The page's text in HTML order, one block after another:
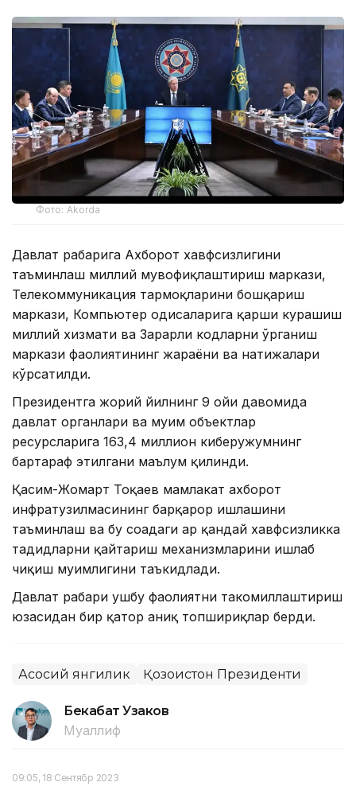
Фото: Akorda
Давлат раҳбарига Ахборот хавфсизлигини
таъминлаш миллий мувофиқлаштириш маркази,
Телекоммуникация тармоқларини бошқариш
маркази, Компьютер ҳодисаларига қарши курашиш
миллий хизмати ва Зарарли кодларни ўрганиш
маркази фаолиятининг жараёни ва натижалари
кўрсатилди.
Президентга жорий йилнинг 9 ойи давомида
давлат органлари ва муҳим объектлар
ресурсларига 163,4 миллион киберҳужумнинг
бартараф этилгани маълум қилинди.
Қасим-Жомарт Тоқаев мамлакат ахборот
инфратузилмасининг барқарор ишлашини
таъминлаш ва бу соҳадаги ҳар қандай хавфсизликка
таҳдидларни қайтариш механизмларини ишлаб
чиқиш муҳимлигини таъкидлади.
Давлат раҳбари ушбу фаолиятни такомиллаштириш
юзасидан бир қатор аниқ топшириқлар берди.
Асосий янгилик Қозоғистон Президенти
Бекабат Узаков
Муаллиф
09:05, 18 Сентябр 2023